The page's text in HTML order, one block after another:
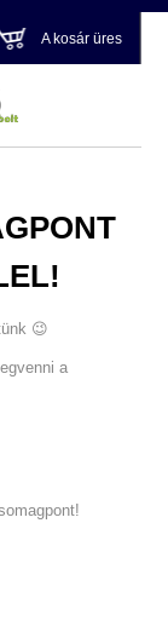
A kosár üres
😉
a